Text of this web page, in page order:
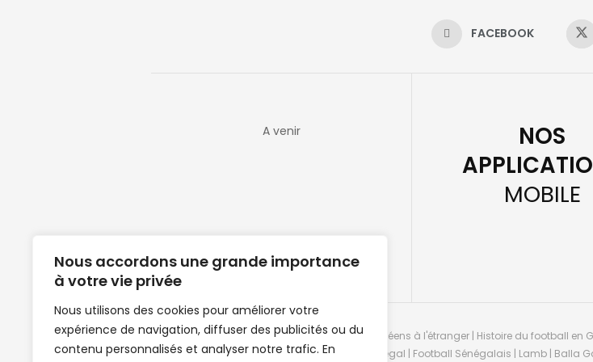
Nous accordons une grande importance
à votre vie privée
Nous utilisons des cookies pour améliorer votre
expérience de navigation, diffuser des publicités ou du
contenu personnalisés et analyser notre trafic. En
FACEBOOK
A venir
NOS
MOBILE
Clubs de football en Guinée | Footballeurs guinéens à l'étranger | Histoire du football en
de Guinée de football | Mercato | Lions du Sénégal | Football Sénégalais | Lamb | Balla